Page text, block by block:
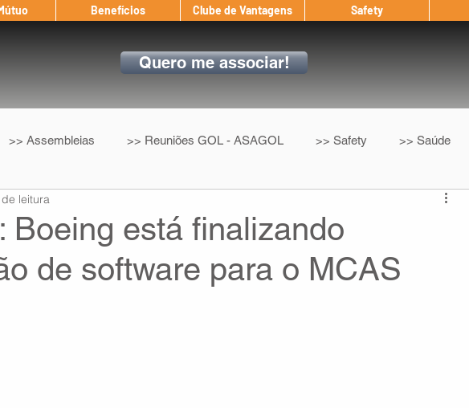
Benefícios Clube de Vantagens Safety
Quero me associar!
>> Assembleias >> Reuniões GOL - ASAGOL >> Safety >> Saúde
>> Convenção Coletiva After Landing
Auxílio Mútuo Depoimentos Amigo da ASAGOL Entrevista
Boeing está finalizando
de software para o MCAS
leitura